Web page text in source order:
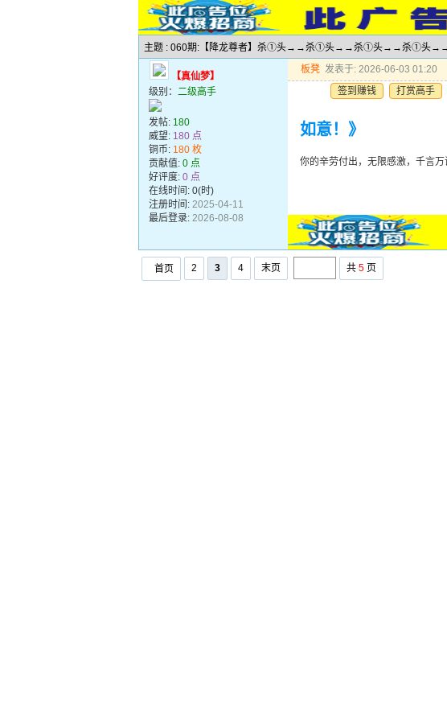
主题 : 060期:【降龙尊者】杀①头→→杀①头→→杀①头→→杀①头
【真仙梦】
级别： 二级高手
发帖: 180
威望: 180 点
铜币: 180 枚
贡献值: 0 点
好评度: 0 点
在线时间: 0(时)
注册时间: 2025-04-11
最后登录: 2026-08-08
板凳 发表于: 2026-06-03 01:20
签到赚钱
打赏高手
如意！》
你的辛劳付出，无限感激，千言
首页 2 3 4 末页 共 5 页